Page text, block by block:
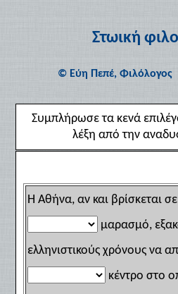
Στωική
© Εύη Πεπέ, Φιλόλογος
Συμπλήρωσε τα κενά
λέξη από την
Η Αθήνα, αν και βρίσκεται σε
μαρασμό,
ελληνιστικούς χρόνους να
κέντρο στο